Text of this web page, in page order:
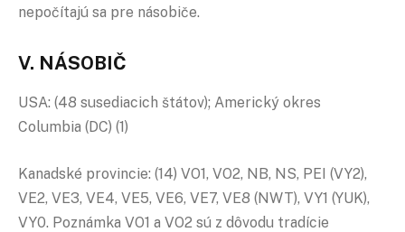
nepočítajú sa pre násobiče.
V. NÁSOBIČ
USA: (48 susediacich štátov); Americký okres
Columbia (DC) (1)
Kanadské provincie: (14) VO1, VO2, NB, NS, PEI (VY2),
VE2, VE3, VE4, VE5, VE6, VE7, VE8 (NWT), VY1 (YUK),
VY0. Poznámka VO1 a VO2 sú z dôvodu tradície